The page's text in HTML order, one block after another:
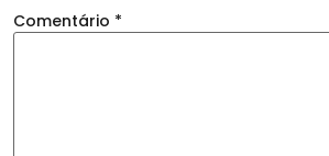
Comentário *